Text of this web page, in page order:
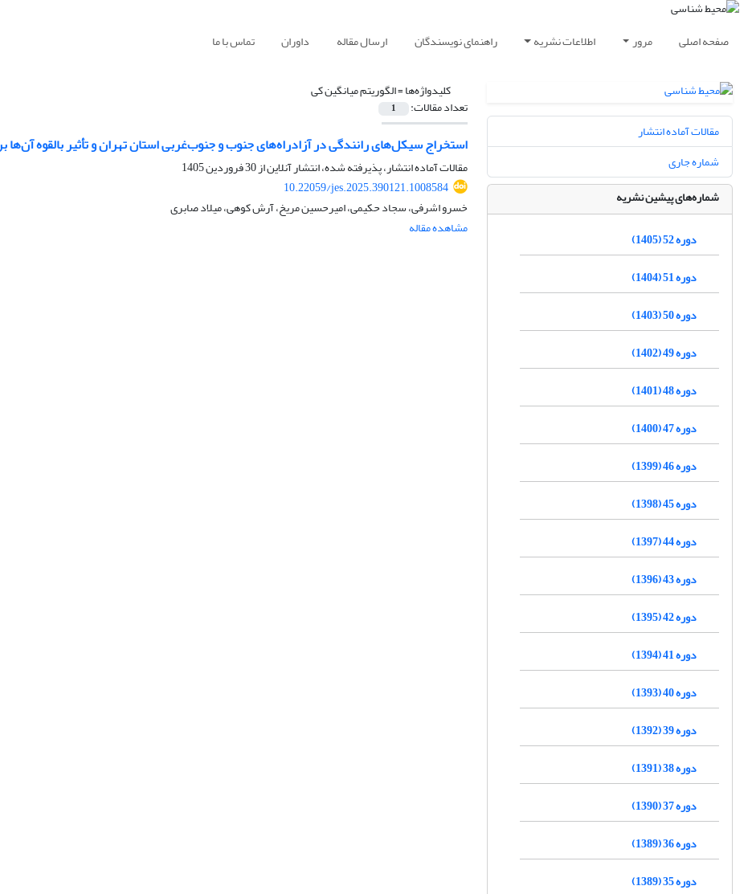
صفحه اصلی مرور اطلاعات نشریه راهنمای نویسندگان ارسال مقاله داوران تماس با ما
کلیدواژه‌ها =الگوریتم میانگین کی
تعداد مقالات: 1
استخراج سیکل‌های رانندگی در آزادراه‌های جنوب و جنوب‌غربی استان تهران و تأثیر بالقوه آن‌ها
مقالات آماده انتشار، پذیرفته شده، انتشار آنلاین از30 فروردین 1405
10.22059/jes.2025.390121.1008584
خسرو اشرفی، سجاد حکیمی، امیرحسین مریخ، آرش کوهی، میلاد صابری
مشاهده مقاله
مقالات آماده انتشار
شماره جاری
شماره‌های پیشین نشریه
دوره 52 (1405)
دوره 51 (1404)
دوره 50 (1403)
دوره 49 (1402)
دوره 48 (1401)
دوره 47 (1400)
دوره 46 (1399)
دوره 45 (1398)
دوره 44 (1397)
دوره 43 (1396)
دوره 42 (1395)
دوره 41 (1394)
دوره 40 (1393)
دوره 39 (1392)
دوره 38 (1391)
دوره 37 (1390)
دوره 36 (1389)
دوره 35 (1389)